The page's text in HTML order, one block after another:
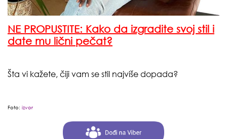
NE PROPUSTITE: Kako da izgradite svoj stil i
date mu lični pečat?
Šta vi kažete, čiji vam se stil najviše dopada?
Foto: izvor